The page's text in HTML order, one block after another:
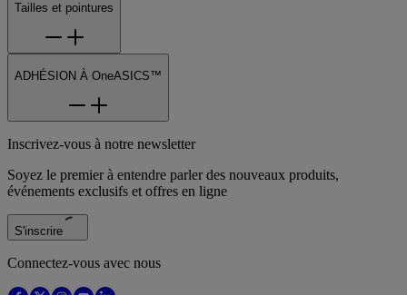
Tailles et pointures
ADHÉSION À OneASICS™
Inscrivez-vous à notre newsletter
Soyez le premier à entendre parler des nouveaux produits,
événements exclusifs et offres en ligne
S'inscrire
Connectez-vous avec nous